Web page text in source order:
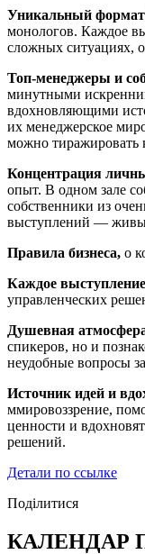
Уникальный формат
монологов. Каждое
сложных ситуациях,
Топ-менеджеры и
минутными
вдохновляющими
их менеджерское
можно
Концентрация
опыт. В одном зале
собственники из
выступлений —
Правила бизнеса, о
Каждое выступление
управленческих
Душевная
спикеров, но и
неудобные вопросы
Источник идей и
ммировоззрение,
ценности и
решений.
Детали по ссылке
Поділитися
КАЛЕНДАР